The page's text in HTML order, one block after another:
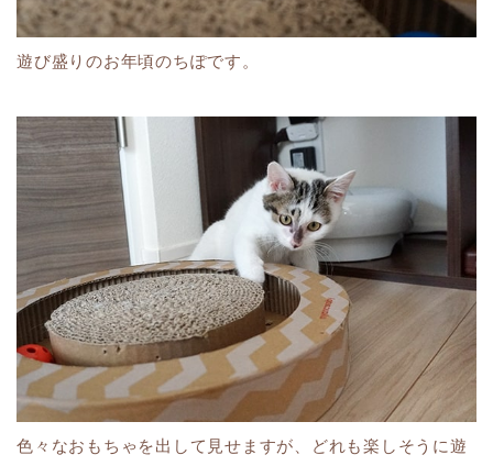
遊び盛りのお年頃のちぽです。
色々なおもちゃを出して見せますが、どれも楽しそうに遊